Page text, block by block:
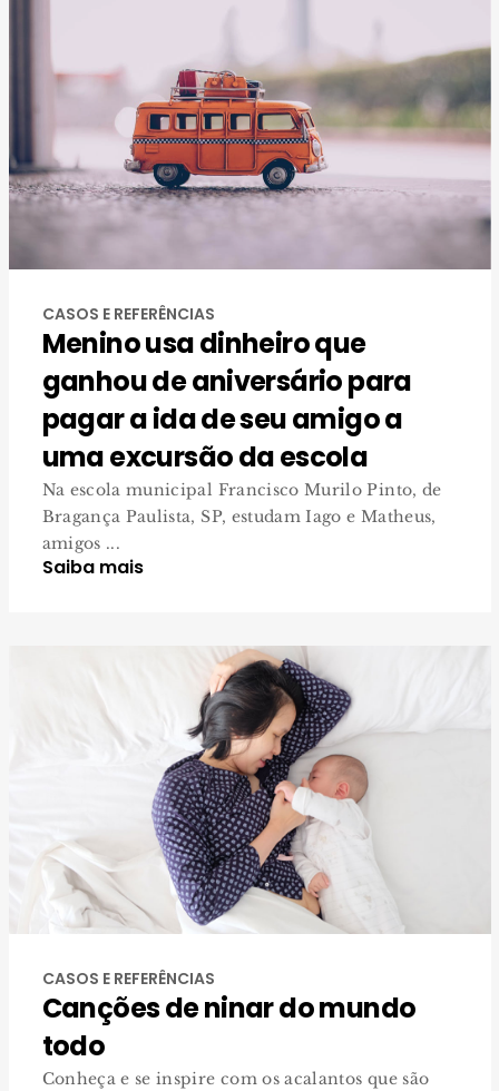
CASOS E REFERÊNCIAS
Menino usa dinheiro que
ganhou de aniversário para
pagar a ida de seu amigo a
uma excursão da escola
Na escola municipal Francisco Murilo Pinto, de
Bragança Paulista, SP, estudam Iago e Matheus,
amigos ...
Saiba mais
CASOS E REFERÊNCIAS
Canções de ninar do mundo
todo
Conheça e se inspire com os acalantos que são